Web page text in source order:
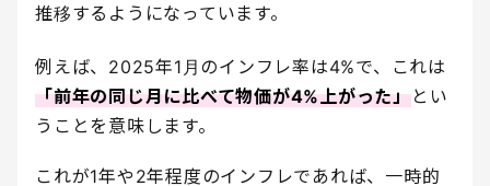
推移するようになっています。
例えば、2025年1月のインフレ率は4%で、これは
「前年の同じ月に比べて物価が4%上がった」とい
うことを意味します。
これが1年や2年程度のインフレであれば、一時的